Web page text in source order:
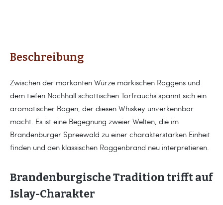
Beschreibung
Zwischen der markanten Würze märkischen Roggens und
dem tiefen Nachhall schottischen Torfrauchs spannt sich ein
aromatischer Bogen, der diesen Whiskey unverkennbar
macht. Es ist eine Begegnung zweier Welten, die im
Brandenburger Spreewald zu einer charakterstarken Einheit
finden und den klassischen Roggenbrand neu interpretieren.
Brandenburgische Tradition trifft auf
Islay-Charakter